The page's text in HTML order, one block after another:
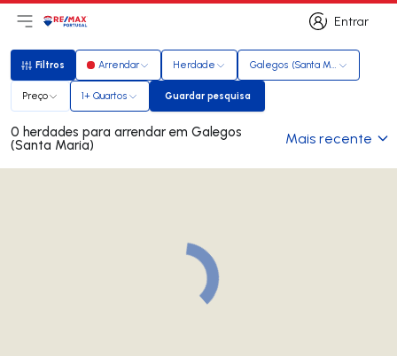
Entrar
Entrar
Abri menu principal
LogoIr para página inicial
Filtros
Filtros Arrendar Herdade Galegos (Santa Maria)
Preço 1+ Quartos Guardar pesquisa
Guardar pesquisa
0 herdades para arrendar em Galegos
(Santa Maria) Mais recente